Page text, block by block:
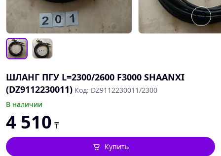
ШЛАНГ ПГУ L=2300/2600 F3000 SHAANXI
(DZ9112230011) Код: DZ9112230011/2300
В наличии
4 510 ₸
Купить